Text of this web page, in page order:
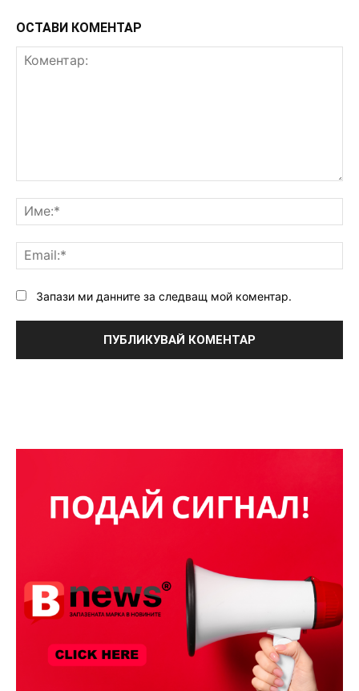
ОСТАВИ КОМЕНТАР
Запази ми данните за следващ мой коментар.